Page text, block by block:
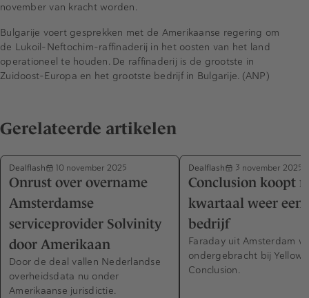
november van kracht worden.
Bulgarije voert gesprekken met de Amerikaanse regering om
de Lukoil-Neftochim-raffinaderij in het oosten van het land
operationeel te houden. De raffinaderij is de grootste in
Zuidoost-Europa en het grootste bedrijf in Bulgarije. (ANP)
Gerelateerde artikelen
Dealflash 10 november 2025
Onrust over overname
Amsterdamse
serviceprovider Solvinity
door Amerikaan
Door de deal vallen Nederlandse
overheidsdata nu onder
Amerikaanse jurisdictie.
Dealflash 3 november 2025
Conclusion koopt
kwartaal weer een
bedrijf
Faraday uit Amsterdam
ondergebracht bij
Conclusion.